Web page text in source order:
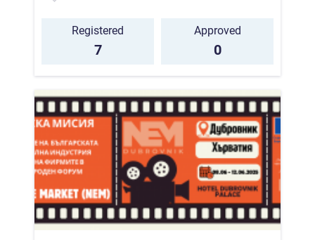
Registered
7
Approved
0